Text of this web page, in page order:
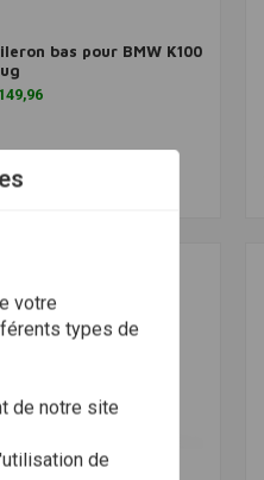
Ajouter au panier
bas pour BMW K100
votre
types de
de notre site
de